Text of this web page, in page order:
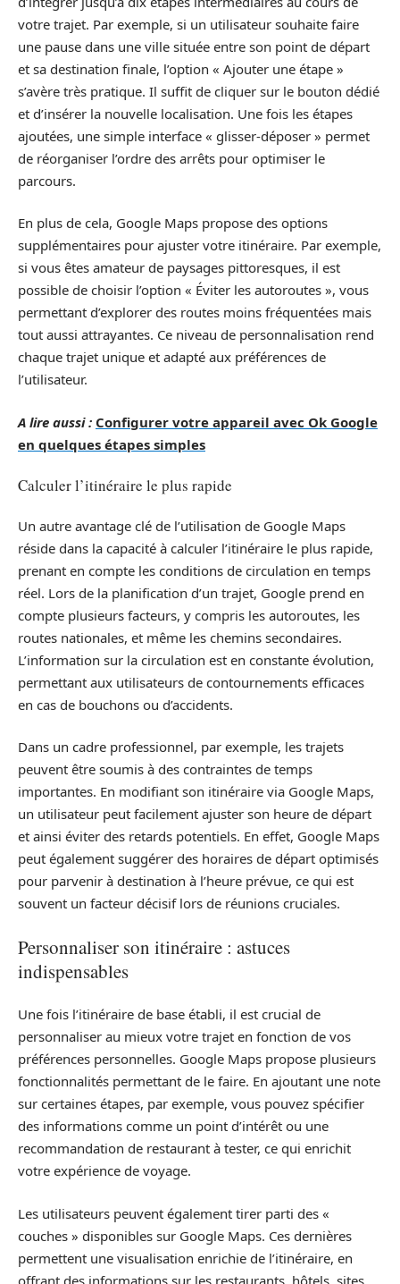
votre trajet. Par exemple, si un utilisateur souhaite faire
une pause dans une ville située entre son point de départ
et sa destination finale, l’option « Ajouter une étape »
s’avère très pratique. Il suffit de cliquer sur le bouton dédié
et d’insérer la nouvelle localisation. Une fois les étapes
ajoutées, une simple interface « glisser-déposer » permet
de réorganiser l’ordre des arrêts pour optimiser le
parcours.
En plus de cela, Google Maps propose des options
supplémentaires pour ajuster votre itinéraire. Par exemple,
si vous êtes amateur de paysages pittoresques, il est
possible de choisir l’option « Éviter les autoroutes », vous
permettant d’explorer des routes moins fréquentées mais
tout aussi attrayantes. Ce niveau de personnalisation rend
chaque trajet unique et adapté aux préférences de
l’utilisateur.
A lire aussi : Configurer votre appareil avec Ok Google
en quelques étapes simples
Calculer l’itinéraire le plus rapide
Un autre avantage clé de l’utilisation de Google Maps
réside dans la capacité à calculer l’itinéraire le plus rapide,
prenant en compte les conditions de circulation en temps
réel. Lors de la planification d’un trajet, Google prend en
compte plusieurs facteurs, y compris les autoroutes, les
routes nationales, et même les chemins secondaires.
L’information sur la circulation est en constante évolution,
permettant aux utilisateurs de contournements efficaces
en cas de bouchons ou d’accidents.
Dans un cadre professionnel, par exemple, les trajets
peuvent être soumis à des contraintes de temps
importantes. En modifiant son itinéraire via Google Maps,
un utilisateur peut facilement ajuster son heure de départ
et ainsi éviter des retards potentiels. En effet, Google Maps
peut également suggérer des horaires de départ optimisés
pour parvenir à destination à l’heure prévue, ce qui est
souvent un facteur décisif lors de réunions cruciales.
Personnaliser son itinéraire : astuces
indispensables
Une fois l’itinéraire de base établi, il est crucial de
personnaliser au mieux votre trajet en fonction de vos
préférences personnelles. Google Maps propose plusieurs
fonctionnalités permettant de le faire. En ajoutant une note
sur certaines étapes, par exemple, vous pouvez spécifier
des informations comme un point d’intérêt ou une
recommandation de restaurant à tester, ce qui enrichit
votre expérience de voyage.
Les utilisateurs peuvent également tirer parti des «
couches » disponibles sur Google Maps. Ces dernières
permettent une visualisation enrichie de l’itinéraire, en
offrant des informations sur les restaurants, hôtels, sites